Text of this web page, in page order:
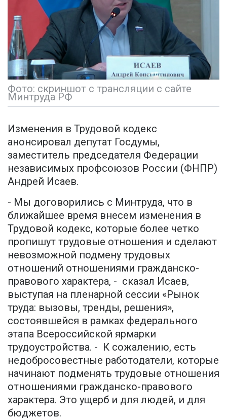
Фото: скриншот с трансляции с сайте
Минтруда РФ
Изменения в Трудовой кодекс
анонсировал депутат Госдумы,
заместитель председателя Федерации
независимых профсоюзов России (ФНПР)
Андрей Исаев.
- Мы договорились с Минтруда, что в
ближайшее время внесем изменения в
Трудовой кодекс, которые более четко
пропишут трудовые отношения и сделают
невозможной подмену трудовых
отношений отношениями гражданско-
правового характера, - сказал Исаев,
выступая на пленарной сессии «Рынок
труда: вызовы, тренды, решения»,
состоявшейся в рамках федерального
этапа Всероссийской ярмарки
трудоустройства. - К сожалению, есть
недобросовестные работодатели, которые
начинают подменять трудовые отношения
отношениями гражданско-правового
характера. Это ущерб и для людей, и для
бюджетов.